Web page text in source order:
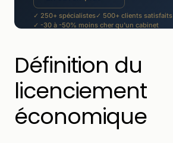
✓ 250+ spécialistes✓ 500+ clients satisfaits
✓ -30 à -50% moins cher qu'un cabinet
Définition du
licenciement
économique